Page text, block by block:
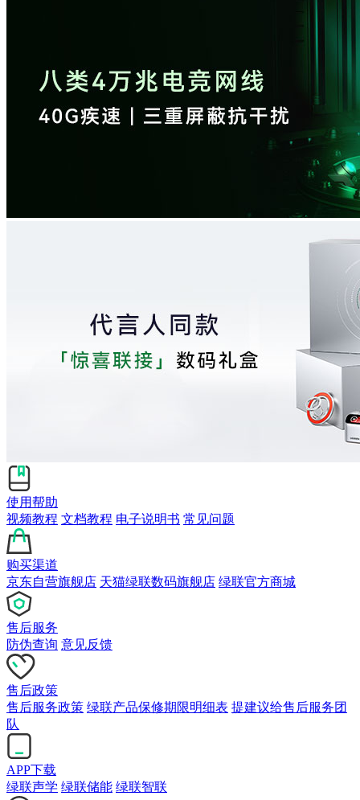
使用帮助
视频教程 文档教程 电子说明书 常见问题
购买渠道
京东自营旗舰店 天猫绿联数码旗舰店 绿联官方商城
售后服务
防伪查询 意见反馈
售后政策
售后服务政策 绿联产品保修期限明细表 提建议给售后服务团
队
APP下载
绿联声学 绿联储能 绿联智联